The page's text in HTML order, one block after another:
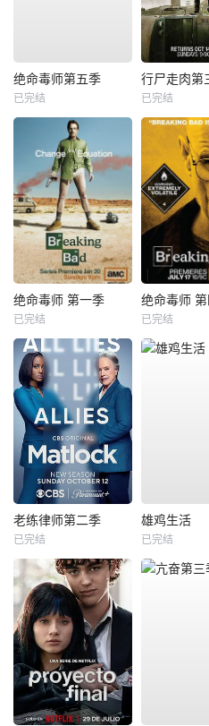
绝命毒师第五季
已完结
行尸走肉第
已完结
绝命毒师 第一季
已完结
绝命毒师
已完结
老练律师第二季
已完结
雄鸡生活
已完结